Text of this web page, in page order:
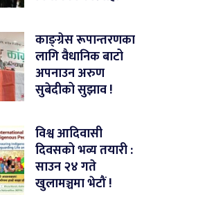
काङ्ग्रेस रूपान्तरणका
लागि वैधानिक बाटो
अपनाउन अरुण
सुबेदीको सुझाव !
विश्व आदिवासी
दिवसको भव्य तयारी :
साउन २४ गते
खुलामञ्चमा भेटौं !